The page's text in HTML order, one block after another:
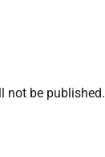
not be published.